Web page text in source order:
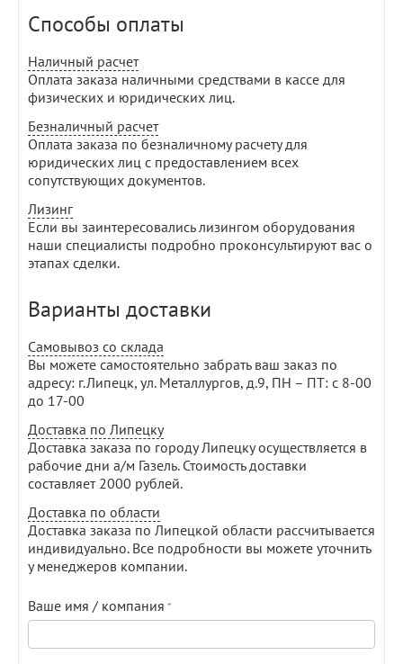
Способы оплаты
Наличный расчет
Оплата заказа наличными средствами в кассе для
физических и юридических лиц.
Безналичный расчет
Оплата заказа по безналичному расчету для
юридических лиц с предоставлением всех
сопутствующих документов.
Лизинг
Если вы заинтересовались лизингом оборудования
наши специалисты подробно проконсультируют вас о
этапах сделки.
Варианты доставки
Самовывоз со склада
Вы можете самостоятельно забрать ваш заказ по
адресу: г.Липецк, ул. Металлургов, д.9, ПН – ПТ: с 8-00
до 17-00
Доставка по Липецку
Доставка заказа по городу Липецку осуществляется в
рабочие дни а/м Газель. Стоимость доставки
составляет 2000 рублей.
Доставка по области
Доставка заказа по Липецкой области рассчитывается
индивидуально. Все подробности вы можете уточнить
у менеджеров компании.
Ваше имя / компания